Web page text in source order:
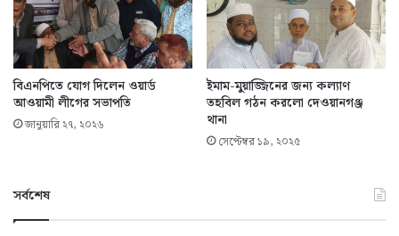
বিএনপিতে যোগ দিলেন ওয়ার্ড
আওয়ামী লীগের সভাপতি
জানুয়ারি ২৭, ২০২৬
ইমাম-মুয়াজ্জিনের জন্য কল্যাণ
তহবিল গঠন করলো দেওয়ানগঞ্জ
থানা
সেপ্টেম্বর ১৯, ২০২৫
সর্বশেষ